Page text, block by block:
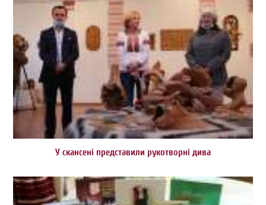
У скансені представили рукотворні дива